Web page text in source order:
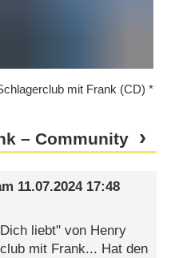
mit Frank (CD)
– Community
11.07.2024 17:48
liebt" von Henry
mit Frank... Hat den